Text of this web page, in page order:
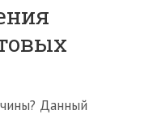
Данный